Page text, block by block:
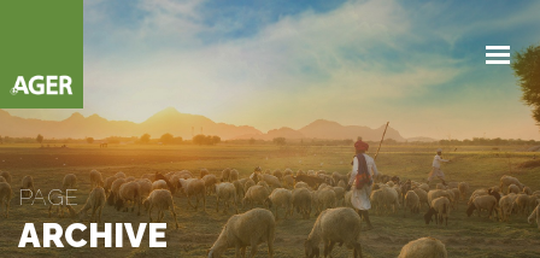
NOSOTROS
PARTNERS
NOVEDADES
PAGE
ARCHIVE